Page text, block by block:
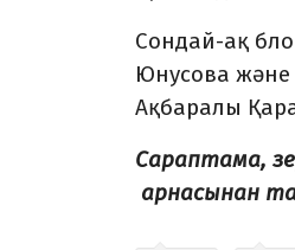
Сондай-ақ
Юнусова және
Ақбаралы
Сараптама,
арнасынан